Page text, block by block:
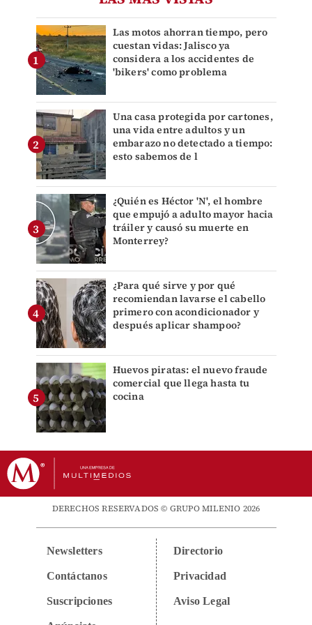
Las motos ahorran tiempo, pero
cuestan vidas: Jalisco ya
considera a los accidentes de
'bikers' como problema
Una casa protegida por cartones,
una vida entre adultos y un
embarazo no detectado a tiempo:
esto sabemos de l
¿Quién es Héctor 'N', el hombre
que empujó a adulto mayor hacia
tráiler y causó su muerte en
Monterrey?
¿Para qué sirve y por qué
recomiendan lavarse el cabello
primero con acondicionador y
después aplicar shampoo?
Huevos piratas: el nuevo fraude
comercial que llega hasta tu
cocina
DERECHOS RESERVADOS © GRUPO MILENIO 2026
Newsletters
Contáctanos
Suscripciones
Directorio
Privacidad
Aviso Legal